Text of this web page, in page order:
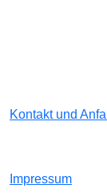
Kontakt und
Impressum